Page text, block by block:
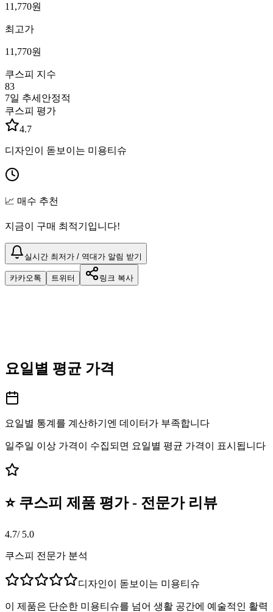
11,770원
최고가
11,770원
쿠스피 지수
83
7일 추세 안정적
쿠스피 평가
4.7
디자인이 돋보이는 미용티슈
📈 매수 추천
지금이 구매 최적기입니다!
실시간 최저가 / 역대가 알림 받기
카카오톡 트위터 링크 복사
요일별 평균 가격
요일별 통계를 계산하기엔 데이터가 부족합니다
일주일 이상 가격이 수집되면 요일별 평균 가격이 표시됩니다
⭐ 쿠스피 제품 평가 - 전문가 리뷰
4.7/ 5.0
쿠스피 전문가 분석
디자인이 돋보이는 미용티슈
이 제품은 단순한 미용티슈를 넘어 생활 공간에 예술적인 활력